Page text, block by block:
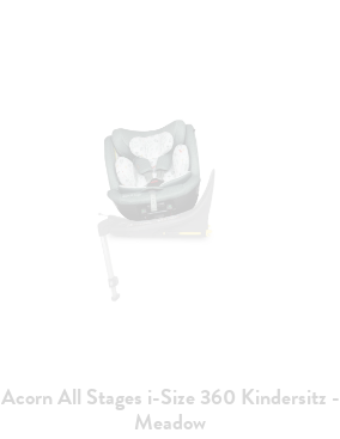
Acorn All Stages i-Size 360 Kindersitz -
Meadow